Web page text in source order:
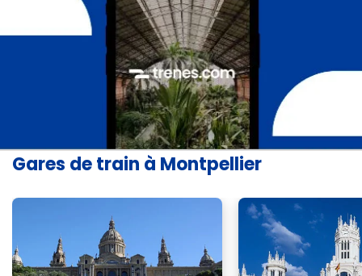
Gares de train à Montpellier